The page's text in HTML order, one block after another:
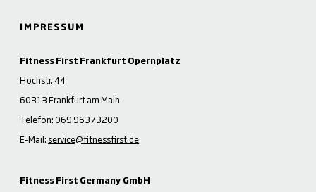
IMPRESSUM
Fitness First Frankfurt Opernplatz
Hochstr. 44
60313 Frankfurt am Main
Telefon: 069 96373200
E-Mail: service@fitnessfirst.de
Fitness First Germany GmbH